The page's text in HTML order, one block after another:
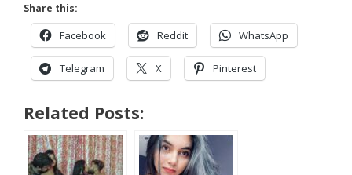
Share this:
Facebook Reddit WhatsApp
Telegram X Pinterest
Related Posts: